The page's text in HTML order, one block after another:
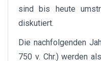
sind bis heute
diskutiert.
Die nachfolgenden
750 v. Chr.) werden